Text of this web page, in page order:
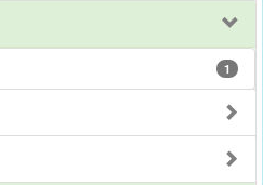
1